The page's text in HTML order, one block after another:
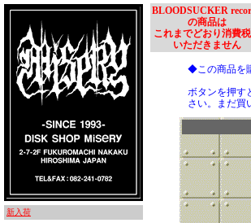
新入荷
BLOODSUCKER
の商品は
これまでどおり消費
いただきません
◆この商品を
ボタンを押す
さい。まだ買